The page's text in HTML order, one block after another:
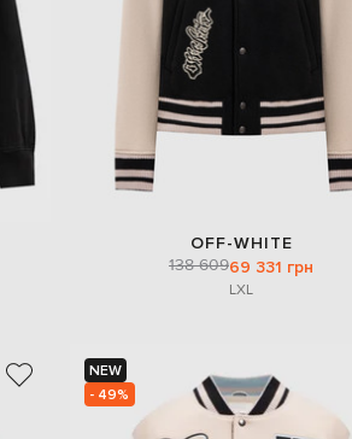
OFF-WHITE
138 60969 331 грн
LXL
NEW
- 49%